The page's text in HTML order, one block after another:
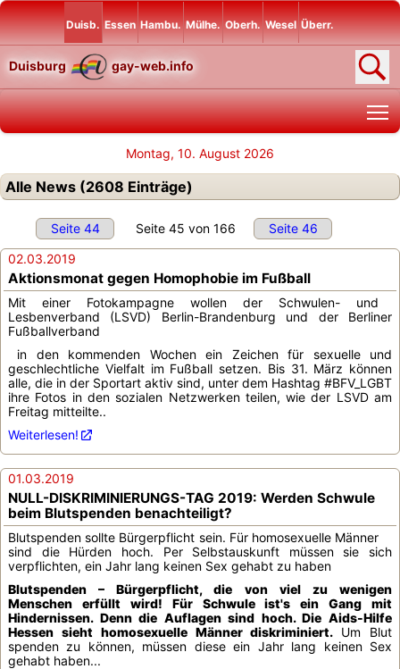
Duisb. Essen Hambu. Mülhe. Oberh. Wesel Überr.
Duisburg gay-web.info
Montag, 10. August 2026
Alle News (2608 Einträge)
Seite 44 Seite 45 von 166
Seite 46
02.03.2019
Aktionsmonat gegen Homophobie im Fußball
Mit einer Fotokampagne wollen der Schwulen- und
Lesbenverband (LSVD) Berlin-Brandenburg und der Berliner
Fußballverband
in den kommenden Wochen ein Zeichen für sexuelle und
geschlechtliche Vielfalt im Fußball setzen. Bis 31. März können
alle, die in der Sportart aktiv sind, unter dem Hashtag #BFV_LGBT
ihre Fotos in den sozialen Netzwerken teilen, wie der LSVD am
Freitag mitteilte..
Weiterlesen!
01.03.2019
NULL-DISKRIMINIERUNGS-TAG 2019: Werden Schwule
beim Blutspenden benachteiligt?
Blutspenden sollte Bürgerpflicht sein. Für homosexuelle Männer
sind die Hürden hoch. Per Selbstauskunft müssen sie sich
verpflichten, ein Jahr lang keinen Sex gehabt zu haben
Blutspenden – Bürgerpflicht, die von viel zu wenigen
Menschen erfüllt wird! Für Schwule ist's ein Gang mit
Hindernissen. Denn die Auflagen sind hoch. Die Aids-Hilfe
Hessen sieht homosexuelle Männer diskriminiert. Um Blut
spenden zu können, müssen diese ein Jahr lang keinen Sex
gehabt haben...